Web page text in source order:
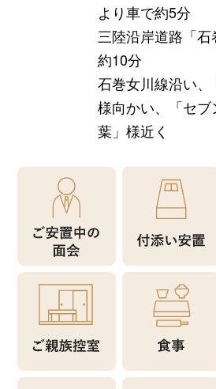
より車で約5分
三陸沿岸道路「
約10分
石巻女川線沿い、
様向かい、「セ
葉」様近く